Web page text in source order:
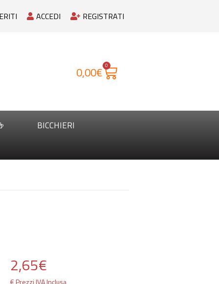
ACCEDI REGISTRATI
0,00€ 0
BICCHIERI
2,65€
€ Prezzi IVA Inclusa